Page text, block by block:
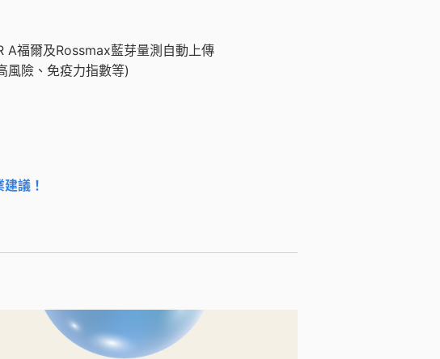
A福爾及Rossmax藍芽量測自動上傳
風險、免疫力指數等)
議！